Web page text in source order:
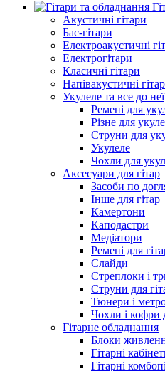
Акустичні гітари
Бас-гітари
Електроакустичні
Електрогітари
Класичні гітари
Напівакустичні
Укулеле та все до неї
Ремені для
Різне для
Струни для
Укулеле
Чохли для
Аксесуари для гітар
Засоби по
Інше для гітар
Камертони
Каподастри
Медіатори
Ремені для
Слайди
Стреплоки і
Струни для
Тюнери і
Чохли і кофри
Гітарне обладнання
Блоки
Гітарні
Гітарні